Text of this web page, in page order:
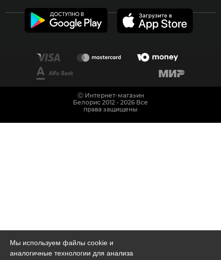
Мы используем файлы cookie и
аналогичные технологии для анализа
Ⓒ Интернет-магазин
Белорис 2012 - 2026 Все
права защищены